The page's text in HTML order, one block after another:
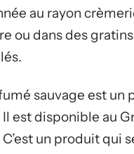
au rayon
ou dans des
sauvage est un
est disponible au
C’est un produit qui